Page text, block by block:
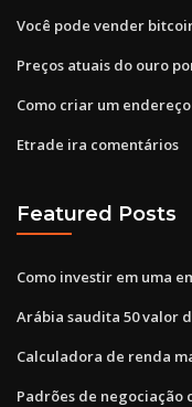
Você pode vender
Preços atuais do ouro
Como criar um
Etrade ira comentários
Featured Posts
Como investir em uma
Arábia saudita 50 valor
Calculadora de renda
Padrões de negociação